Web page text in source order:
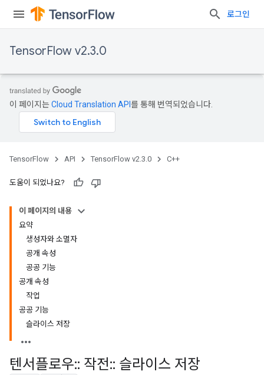
로그인
TensorFlow v2.3.0
이 페이지는Cloud Translation API 를 통해 번역되었습니다.
TensorFlow API TensorFlow v2.3.0 C++
도움이 되었나요?
이 페이지의 내용
요약
생성자와 소멸자
공개 속성
공공 기능
공개 속성
작업
공공 기능
슬라이스 저장
텐서플로우:: 작전:: 슬라이스 저장